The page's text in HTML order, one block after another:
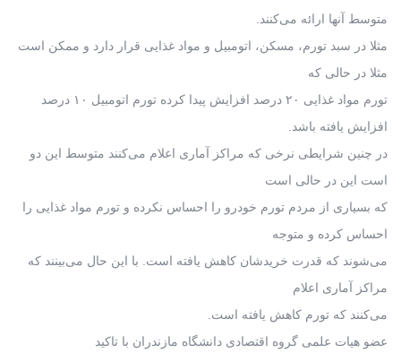
متوسط آنها ارائه می‌کنند.
مثلا در سبد تورم، مسکن، اتومبیل و مواد غذایی قرار دارد و ممکن است
مثلا در حالی که
تورم مواد غذایی ۲۰ درصد افزایش پیدا کرده تورم اتومبیل ۱۰ درصد
افزایش یافته باشد.
در چنین شرایطی نرخی که مراکز آماری اعلام می‌کنند متوسط این دو
است این در حالی است
که بسیاری از مردم تورم خودرو را احساس نکرده و تورم مواد غذایی را
احساس کرده و متوجه
می‌شوند که قدرت خریدشان کاهش یافته است. با این حال می‌بینند که
مراکز آماری اعلام
می‌کنند که تورم کاهش یافته است.
عضو هیات علمی گروه اقتصادی دانشگاه مازندران با تاکید